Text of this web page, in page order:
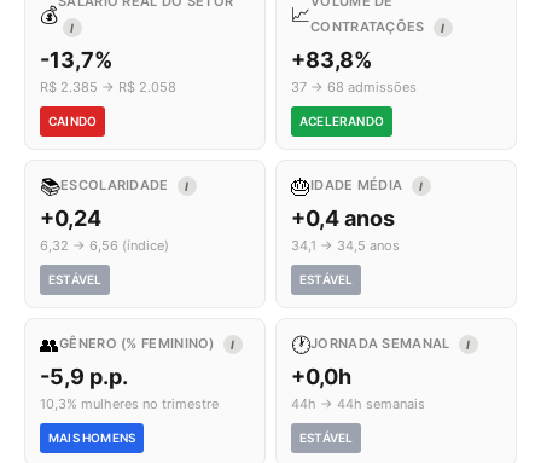
💰
I
-13,7%
R$ 2.385 → R$ 2.058
CAINDO
📈CONTRATAÇÕES
I
+83,8%
37 → 68 admissões
ACELERANDO
📚ESCOLARIDADE I
+0,24
6,32 → 6,56 (índice)
ESTÁVEL
🎂IDADE MÉDIA I
+0,4 anos
34,1 → 34,5 anos
ESTÁVEL
👥GÊNERO (% FEMININO) I
-5,9 p.p.
10,3% mulheres no trimestre
MAIS HOMENS
🕐JORNADA SEMANAL I
+0,0h
44h → 44h semanais
ESTÁVEL